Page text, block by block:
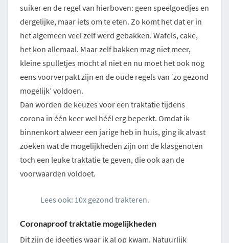
suiker en de regel van hierboven: geen speelgoedjes en
dergelijke, maar iets om te eten. Zo komt het dat er in
het algemeen veel zelf werd gebakken. Wafels, cake,
het kon allemaal. Maar zelf bakken mag niet meer,
kleine spulletjes mocht al niet en nu moet het ook nog
eens voorverpakt zijn en de oude regels van ‘zo gezond
mogelijk’ voldoen.
Dan worden de keuzes voor een traktatie tijdens
corona in één keer wel héél erg beperkt. Omdat ik
binnenkort alweer een jarige heb in huis, ging ik alvast
zoeken wat de mogelijkheden zijn om de klasgenoten
toch een leuke traktatie te geven, die ook aan de
voorwaarden voldoet.
Lees ook: 10x gezond trakteren.
Coronaproof traktatie mogelijkheden
Dit zijn de ideetjes waar ik al op kwam. Natuurlijk